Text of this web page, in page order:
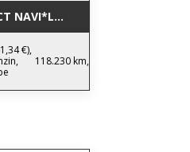
NAVI*LED*LM*SHZ*SPUR*DAB
€),
118.230 km,